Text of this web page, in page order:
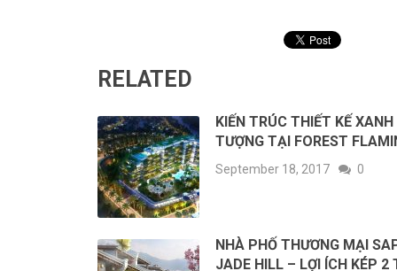
RELATED
KIẾN TRÚC THIẾT KẾ
TƯỢNG TẠI FOREST
September 18, 2017 0
NHÀ PHỐ THƯƠNG MẠI
JADE HILL – LỢI ÍCH KÉP 2